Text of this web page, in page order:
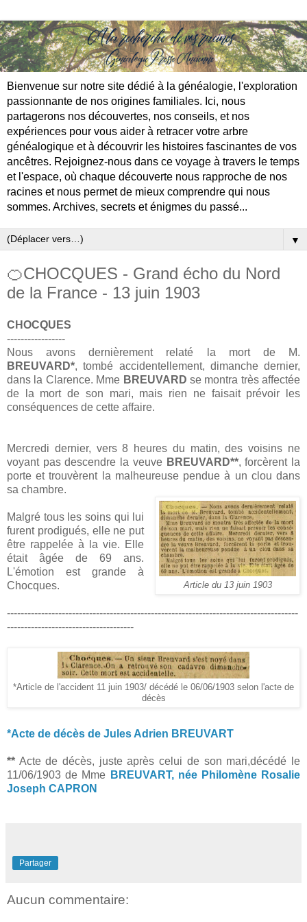
Bienvenue sur notre site dédié à la généalogie, l'exploration
passionnante de nos origines familiales. Ici, nous
partagerons nos découvertes, nos conseils, et nos
expériences pour vous aider à retracer votre arbre
généalogique et à découvrir les histoires fascinantes de vos
ancêtres. Rejoignez-nous dans ce voyage à travers le temps
et l'espace, où chaque découverte nous rapproche de nos
racines et nous permet de mieux comprendre qui nous
sommes. Archives, secrets et énigmes du passé...
▼
🍊CHOCQUES - Grand écho du Nord
de la France - 13 juin 1903
CHOCQUES
-----------------
Nous avons dernièrement relaté la mort de M.
BREUVARD*, tombé accidentellement, dimanche dernier,
dans la Clarence. Mme BREUVARD se montra très affectée
de la mort de son mari, mais rien ne faisait prévoir les
conséquences de cette affaire.
Mercredi dernier, vers 8 heures du matin, des voisins ne
voyant pas descendre la veuve BREUVARD**, forcèrent la
porte et trouvèrent la malheureuse pendue à un clou dans
sa chambre.
Article du 13 juin 1903
Malgré tous les soins qui lui
furent prodigués, elle ne put
être rappelée à la vie. Elle
était âgée de 69 ans.
L'émotion est grande à
Chocques.
-------------------------------------------------------------------------------------
-------------------------------------
*Article de l'accident 11 juin 1903/ décédé le 06/06/1903 selon l'acte de
décès
*Acte de décès de Jules Adrien BREUVART
** Acte de décès, juste après celui de son mari,décédé le
11/06/1903 de Mme BREUVART, née Philomène Rosalie
Joseph CAPRON
Partager
Aucun commentaire: